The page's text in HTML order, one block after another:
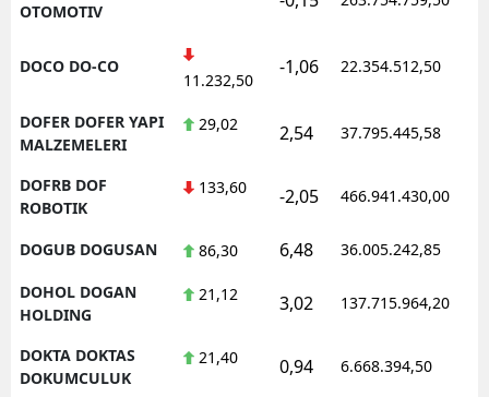
OTOMOTIV
DOCO DO-CO
11.232,50
-1,06 22.354.512,50
DOFER DOFER YAPI
MALZEMELERI
29,02 2,54 37.795.445,58
DOFRB DOF
ROBOTIK
133,60 -2,05 466.941.430,00
DOGUB DOGUSAN 86,30 6,48 36.005.242,85
DOHOL DOGAN
HOLDING
21,12 3,02 137.715.964,20
DOKTA DOKTAS
DOKUMCULUK
21,40 0,94 6.668.394,50